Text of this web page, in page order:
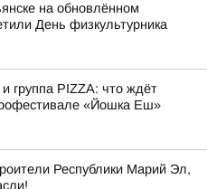
на обновлённом
День физкультурника
группа PIZZA: что ждёт
«Йошка Еш»
Республики Марий Эл,